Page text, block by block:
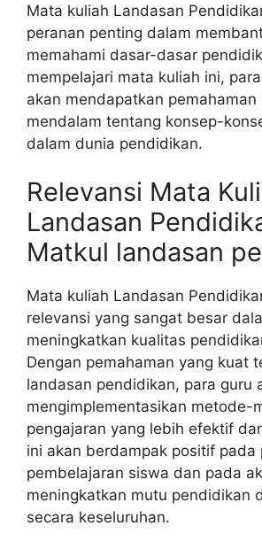
Mata kuliah Landasan
peranan penting dalam
memahami dasar-dasar
mempelajari mata kuliah ini,
akan mendapatkan pemahaman
mendalam tentang konsep-
dalam dunia pendidikan.
Relevansi Mata
Landasan
Matkul landasan
Mata kuliah Landasan
relevansi yang sangat besar
meningkatkan kualitas
Dengan pemahaman yang kuat
landasan pendidikan, para guru
mengimplementasikan metode-
pengajaran yang lebih efektif
ini akan berdampak positif pada
pembelajaran siswa dan pada
meningkatkan mutu pendidikan
secara keseluruhan.